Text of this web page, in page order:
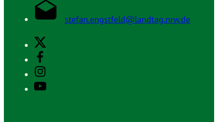
stefan.engstfeld@landtag.nrw.de